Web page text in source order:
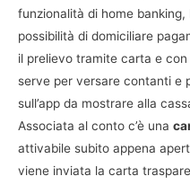
funzionalità di home banking,
possibilità di domiciliare
il prelievo tramite carta e con
serve per versare contanti e
sull’app da mostrare alla
Associata al conto c’è una
attivabile subito appena
viene inviata la carta